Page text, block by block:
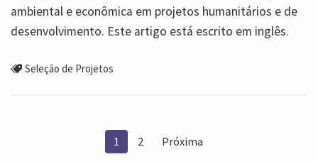
ambiental e econômica em projetos humanitários e de
desenvolvimento. Este artigo está escrito em inglês.
Seleção de Projetos
1 2 Próxima